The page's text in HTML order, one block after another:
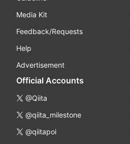
Media Kit
Feedback/Requests
Help
Advertisement
Official Accounts
@Qiita
@qiita_milestone
@qiitapoi